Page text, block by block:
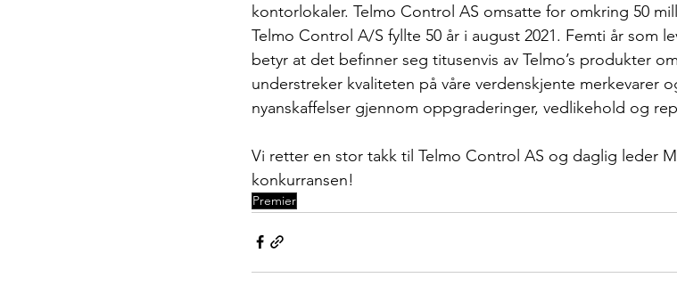
kontorlokaler. Telmo Control AS omsatte for omkring 50
Telmo Control A/S fyllte 50 år i august 2021. Femti år som
betyr at det befinner seg titusenvis av Telmo’s produkter
understreker kvaliteten på våre verdenskjente merkevarer
nyanskaffelser gjennom oppgraderinger, vedlikehold og
Vi retter en stor takk til Telmo Control AS og daglig leder
konkurransen!
Premier